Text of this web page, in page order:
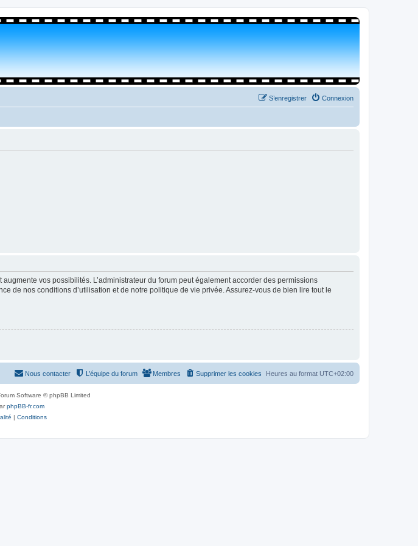
Connexion
S’enregistrer
vos possibilités. L’administrateur du forum peut également accorder des permissions
de nos conditions d’utilisation et de notre politique de vie privée. Assurez-vous de bien lire tout le
Heures au format UTC+02:00
Supprimer les cookies
Membres
L’équipe du forum
Nous contacter
Software © phpBB Limited
phpBB-fr.com
| Conditions